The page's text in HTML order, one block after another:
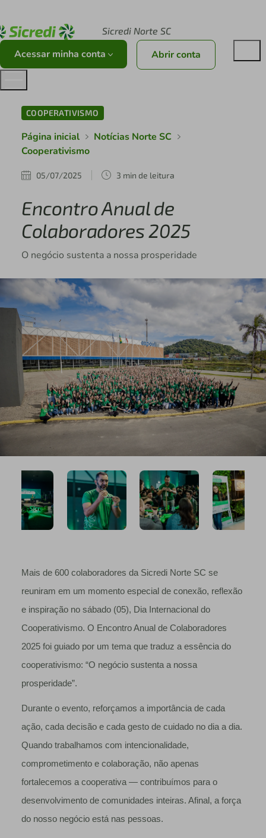
Sicredi Norte SC
Acessar minha conta Abrir conta
COOPERATIVISMO
Página inicial
Notícias Norte SC
Cooperativismo
05/07/2025 3 min de leitura
Encontro Anual de
Colaboradores 2025
O negócio sustenta a nossa prosperidade
Mais de 600 colaboradores da Sicredi Norte SC se
reuniram em um momento especial de conexão, reflexão
e inspiração no sábado (05), Dia Internacional do
Cooperativismo. O Encontro Anual de Colaboradores
2025 foi guiado por um tema que traduz a essência do
cooperativismo: “O negócio sustenta a nossa
prosperidade”.
Durante o evento, reforçamos a importância de cada
ação, cada decisão e cada gesto de cuidado no dia a dia.
Quando trabalhamos com intencionalidade,
comprometimento e colaboração, não apenas
fortalecemos a cooperativa — contribuímos para o
desenvolvimento de comunidades inteiras. Afinal, a força
do nosso negócio está nas pessoas.